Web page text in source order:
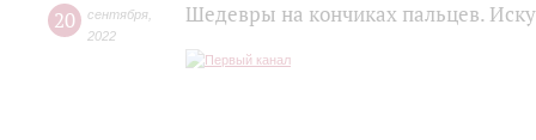
20 сентября
2022
Шедевры на кончиках пальцев.